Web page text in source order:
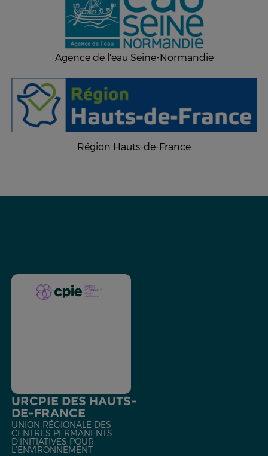
Agence de l'eau Seine-Normandie
Région Hauts-de-France
URCPIE DES HAUTS-
DE-FRANCE
UNION RÉGIONALE DES
CENTRES PERMANENTS
D'INITIATIVES POUR
L'ENVIRONNEMENT